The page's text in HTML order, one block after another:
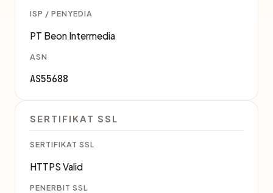
ISP / PENYEDIA
PT Beon Intermedia
ASN
AS55688
SERTIFIKAT SSL
SERTIFIKAT SSL
HTTPS Valid
PENERBIT SSL